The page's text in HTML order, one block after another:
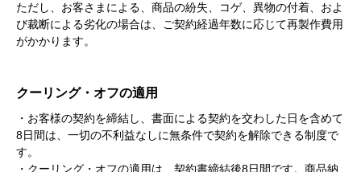
ただし、お客さまによる、商品の紛失、コゲ、異物の付着、およ
び裁断による劣化の場合は、ご契約経過年数に応じて再製作費用
がかかります。
クーリング・オフの適用
・お客様の契約を締結し、書面による契約を交わした日を含めて
8日間は、一切の不利益なしに無条件で契約を解除できる制度で
す。
・クーリング・オフの適用は、契約書締結後8日間です。商品納